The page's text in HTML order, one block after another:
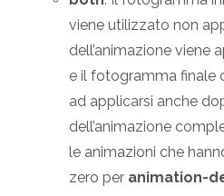
viene utilizzato non
dell’animazione viene
e il fotogramma finale
ad applicarsi anche
dell’animazione
le animazioni che
zero per animation-